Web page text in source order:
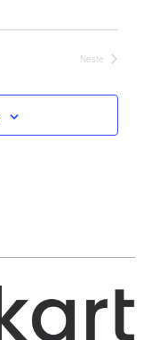
Neste